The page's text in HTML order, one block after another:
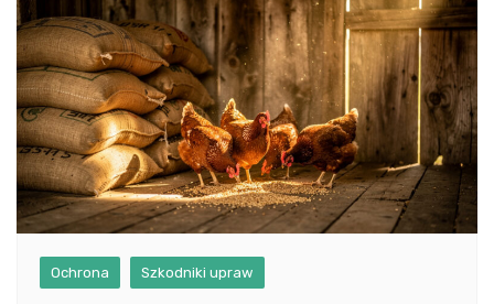
Ochrona Szkodniki upraw